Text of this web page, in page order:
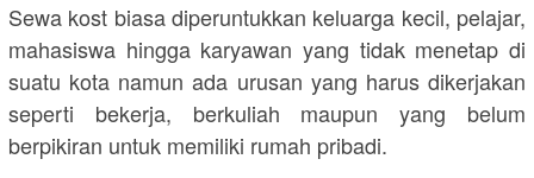
Sewa kost biasa diperuntukkan keluarga kecil, pelajar,
mahasiswa hingga karyawan yang tidak menetap di
suatu kota namun ada urusan yang harus dikerjakan
seperti bekerja, berkuliah maupun yang belum
berpikiran untuk memiliki rumah pribadi.